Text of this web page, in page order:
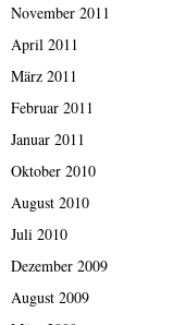
November 2011
April 2011
März 2011
Februar 2011
Januar 2011
Oktober 2010
August 2010
Juli 2010
Dezember 2009
August 2009